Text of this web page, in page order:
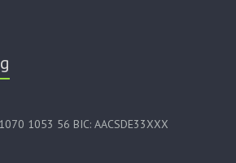
1053 56 BIC: AACSDE33XXX